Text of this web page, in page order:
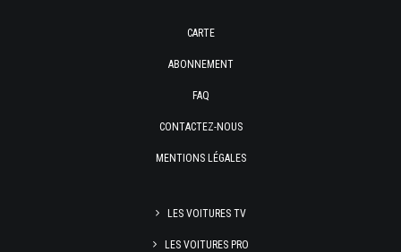
CARTE
ABONNEMENT
FAQ
CONTACTEZ-NOUS
MENTIONS LÉGALES
LES VOITURES TV
LES VOITURES PRO